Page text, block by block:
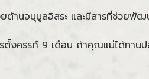
ต้านอนุมูลอิสระ และมีสารที่ช่วยพั
งครรภ์ 9 เดือน ถ้าคุณแม่ได้ทาน